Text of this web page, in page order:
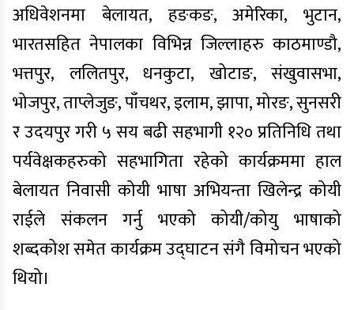
अधिवेशनमा बेलायत, हङकङ, अमेरिका, भुटान,
भारतसहित नेपालका विभिन्न जिल्लाहरु काठमाण्डौ,
भत्तपुर, ललितपुर, धनकुटा, खोटाङ, संखुवासभा,
भोजपुर, ताप्लेजुङ, पाँचथर, इलाम, झापा, मोरङ, सुनसरी
र उदयपुर गरी ५ सय बढी सहभागी १२० प्रतिनिधि तथा
पर्यवेक्षकहरुको सहभागिता रहेको कार्यक्रममा हाल
बेलायत निवासी कोयी भाषा अभियन्ता खिलेन्द्र कोयी
राईले संकलन गर्नु भएको कोयी/कोयु भाषाको
शब्दकोश समेत कार्यक्रम उद्घाटन संगै विमोचन भएको
थियो।